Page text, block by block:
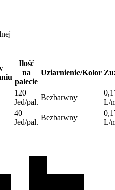
Ilość
na
palecie
Uziarnienie/Kolor
120
Jed/pal.
Bezbarwny
L/
40
Jed/pal.
Bezbarwny
L/